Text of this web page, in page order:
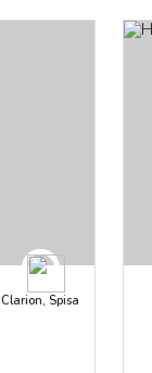
Clarion, Spisa